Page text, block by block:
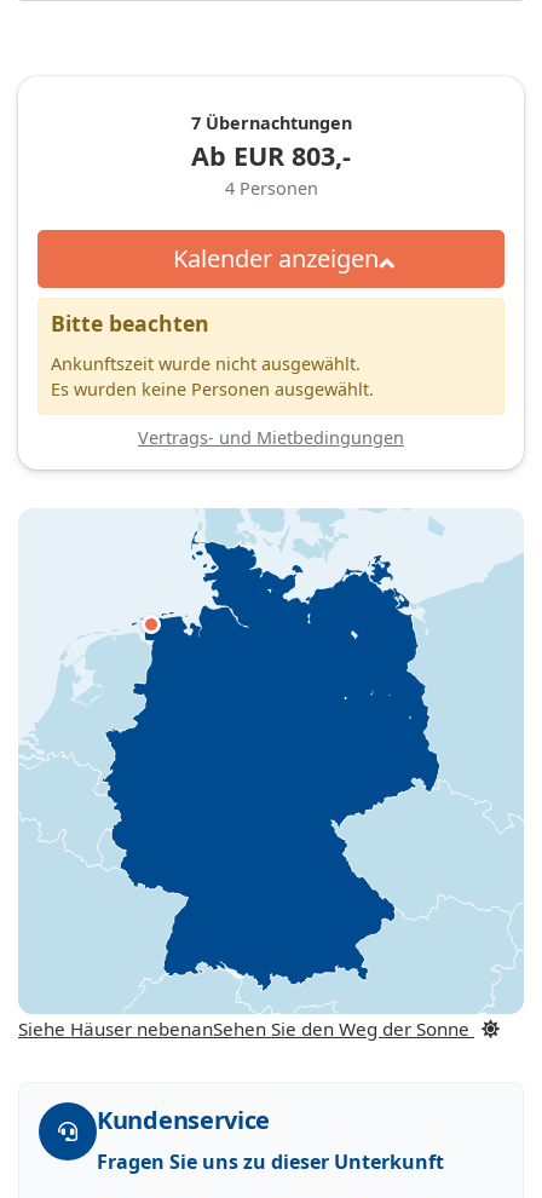
7 Übernachtungen
Ab EUR 803,-
4 Personen
Kalender anzeigen
Bitte beachten
Ankunftszeit wurde nicht ausgewählt.
Es wurden keine Personen ausgewählt.
Vertrags- und Mietbedingungen
Siehe Häuser nebenanSehen Sie den Weg der Sonne
Kundenservice
Fragen Sie uns zu dieser Unterkunft